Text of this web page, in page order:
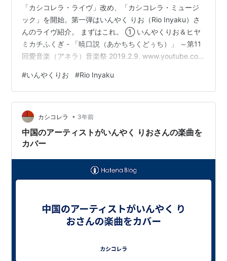
「カシコレラ・ライヴ」改め、「カシコレラ・ミュージ
ック」を開始。第一弾はいんやく りお（Rio Inyaku）さ
んのライヴ紹介。 まずはこれ。 ① いんやくりお＆ヒヤ
ミカチふくぎ - 「暁口説（あかちちくどぅち）」 ～第11
回愛音楽（アネラ）音楽祭 2019.2.9. www.youtube.com
fukugi.com/hiyamikachi.php 彼のライヴ映像の中で僕が
大好きなものの１つ。何度再生しただろう....しかも、つ
いつい2度も3度も繰り返し視聴してしまう。彼が高校生
の時、障がいをもった人たちと一緒に出場した音楽祭の
舞台。…
#いんやくりお #Rio Inyaku
カシコレラ • 3年前
中国のアーティストがいんやく りおさんの楽曲を
カバー